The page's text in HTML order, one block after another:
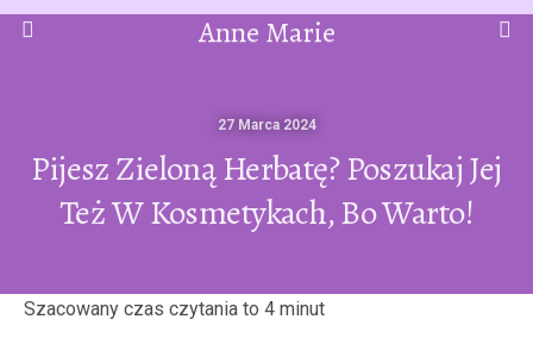
Anne Marie
27 Marca 2024
Pijesz Zieloną Herbatę? Poszukaj Jej
Też W Kosmetykach, Bo Warto!